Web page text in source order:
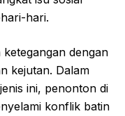
hari.
dengan
kejutan. Dalam
ini, penonton di
konflik batin